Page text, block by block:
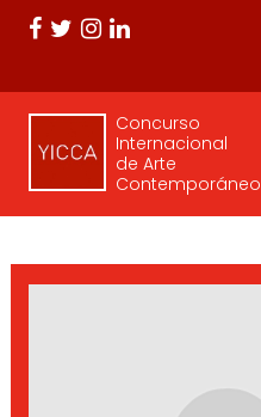
Concurso
Internacional
de Arte
Contemporáneo